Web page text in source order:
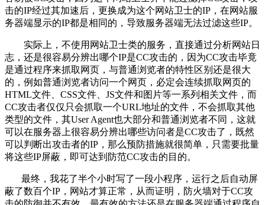
击的IP经过其加速后，更换成为这个网站卫士的IP，在网站服
务器端显示的IP都是相同的，导致服务器端无法过滤这些IP。
实际上，不使用网站卫士类的服务，直接通过分析网站日
志，还是很容易分辨出哪个IP是CC攻击的，因为CC攻击毕竟
是通过程序来抓取网页，与普通浏览者的特性区别还是很大
的，例如普通浏览者访问一个网页，必定会连续抓取网页的
HTML文件、CSS文件、JS文件和图片等一系列相关文件，而
CC攻击者仅仅只会抓取一个URL地址的文件，不会抓取其他
类型的文件，其User Agent也大部分和普通浏览者不同，这就
可以在服务器上很容易分辨出哪些访问者是CC攻击了，既然
可以判断出攻击者的IP，那么预防措施就很简单，只需要批量
将这些IP屏蔽，即可达到防范CC攻击的目的。
最终，我花了半个小时写了一段小程序，运行之后自动屏
蔽了数百个IP，网站才算正常，从而证明，防火墙对于CC攻